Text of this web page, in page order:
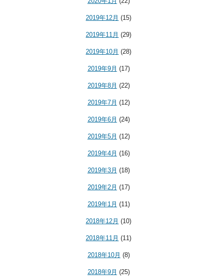
2019年12月 (15)
2019年11月 (29)
2019年10月 (28)
2019年9月 (17)
2019年8月 (22)
2019年7月 (12)
2019年6月 (24)
2019年5月 (12)
2019年4月 (16)
2019年3月 (18)
2019年2月 (17)
2019年1月 (11)
2018年12月 (10)
2018年11月 (11)
2018年10月 (8)
2018年9月 (25)